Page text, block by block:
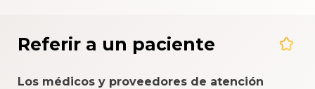
Referir a un paciente
Los médicos y proveedores de atención